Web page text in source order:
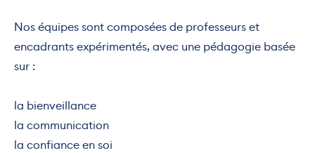
Nos équipes sont composées de professeurs et
encadrants expérimentés, avec une pédagogie basée
sur :
la bienveillance
la communication
la confiance en soi